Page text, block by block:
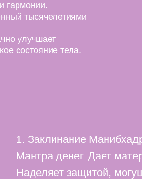
гармонии.
тысячелетиями
улучшает
состояние тела.
1. Заклинание
Мантра денег. Дает
Наделяет защитой,